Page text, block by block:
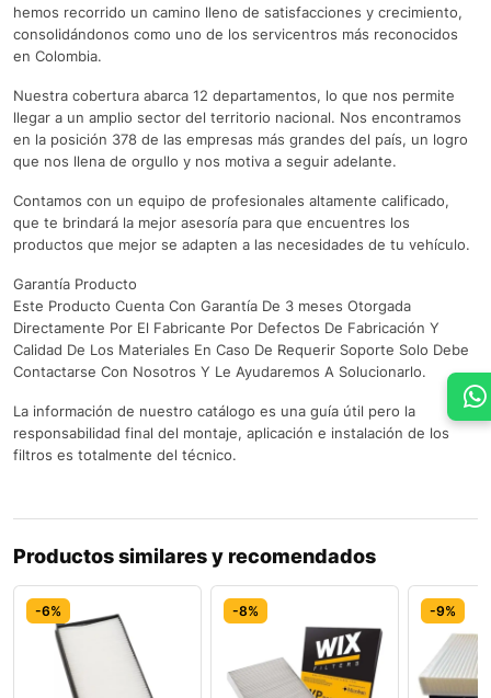
hemos recorrido un camino lleno de satisfacciones y crecimiento,
consolidándonos como uno de los servicentros más reconocidos
en Colombia.
Nuestra cobertura abarca 12 departamentos, lo que nos permite
llegar a un amplio sector del territorio nacional. Nos encontramos
en la posición 378 de las empresas más grandes del país, un logro
que nos llena de orgullo y nos motiva a seguir adelante.
Contamos con un equipo de profesionales altamente calificado,
que te brindará la mejor asesoría para que encuentres los
productos que mejor se adapten a las necesidades de tu vehículo.
Garantía Producto
Este Producto Cuenta Con Garantía De 3 meses Otorgada
Directamente Por El Fabricante Por Defectos De Fabricación Y
Calidad De Los Materiales En Caso De Requerir Soporte Solo Debe
Contactarse Con Nosotros Y Le Ayudaremos A Solucionarlo.
La información de nuestro catálogo es una guía útil pero la
responsabilidad final del montaje, aplicación e instalación de los
filtros es totalmente del técnico.
Productos similares y recomendados
-6% -8% -9%